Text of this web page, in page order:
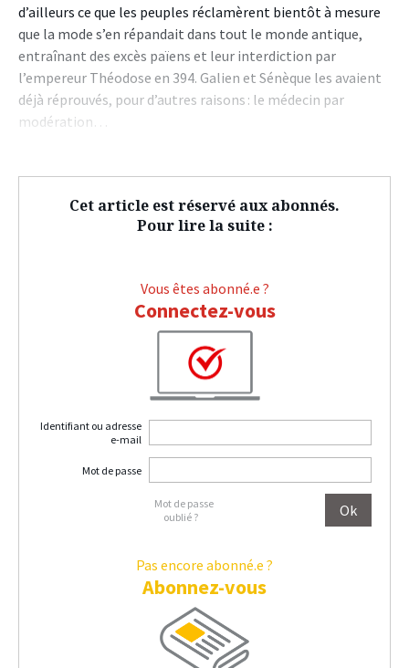
d’ailleurs ce que les peuples réclamèrent bientôt à mesure
que la mode s’en répandait dans tout le monde antique,
entraînant des excès païens et leur interdiction par
l’empereur Théodose en 394. Galien et Sénèque les avaient
déjà réprouvés, pour d’autres raisons : le médecin par
modération…
Cet article est réservé aux abonnés.
Pour lire la suite :
Vous êtes abonné.e ?
Connectez-vous
Identifiant ou adresse
e-mail
Mot de passe
Mot de passe
oublié ?
Pas encore abonné.e ?
Abonnez-vous